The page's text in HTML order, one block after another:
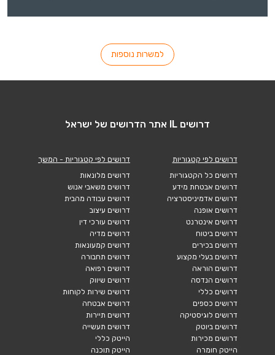
למשרות נוספות
דרושים IL אתר הדרושים של ישראל
דרושים לפי קטגוריות
דרושים כל הקטגוריות
דרושים אבטחת מידע
דרושים אדמיניסטרציה
דרושים אופנה
דרושים אינטרנט
דרושים ביטוח
דרושים בכירים
דרושים בעלי מקצוע
דרושים הוראה
דרושים הנדסה
דרושים כללי
דרושים כספים
דרושים לוגיסטיקה
דרושים ביוטק
דרושים מכירות
הייטק חומרה
דרושים לפי קטגוריות - המשך
דרושים מלונאות
דרושים משאבי אנוש
דרושים עבודה מהבית
דרושים עיצוב
דרושים עורכי דין
דרושים מדיה
דרושים קמעונאות
דרושים תחבורה
דרושים רפואה
דרושים שיווק
דרושים שירות לקוחות
דרושים אבטחה
דרושים תיירות
דרושים תעשייה
הייטק כללי
הייטק תוכנה